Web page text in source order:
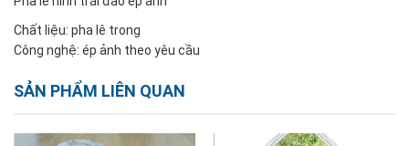
Chất liệu: pha lê trong
Công nghệ: ép ảnh theo yêu cầu
SẢN PHẨM LIÊN QUAN